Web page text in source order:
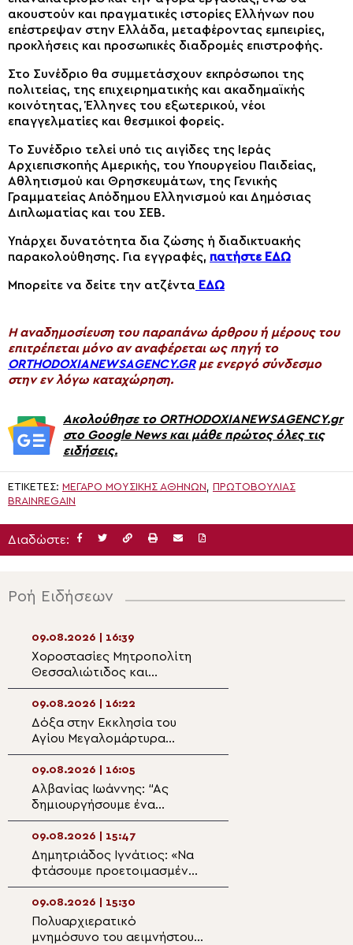
ακουστούν και πραγματικές ιστορίες Ελλήνων που
επέστρεψαν στην Ελλάδα, μεταφέροντας εμπειρίες,
προκλήσεις και προσωπικές διαδρομές επιστροφής.
Στο Συνέδριο θα συμμετάσχουν εκπρόσωποι της
πολιτείας, της επιχειρηματικής και ακαδημαϊκής
κοινότητας, Έλληνες του εξωτερικού, νέοι
επαγγελματίες και θεσμικοί φορείς.
Το Συνέδριο τελεί υπό τις αιγίδες της Ιεράς
Αρχιεπισκοπής Αμερικής, του Υπουργείου Παιδείας,
Αθλητισμού και Θρησκευμάτων, της Γενικής
Γραμματείας Απόδημου Ελληνισμού και Δημόσιας
Διπλωματίας και του ΣΕΒ.
Υπάρχει δυνατότητα δια ζώσης ή διαδικτυακής
παρακολούθησης. Για εγγραφές, πατήστε ΕΔΩ
Μπορείτε να δείτε την ατζέντα ΕΔΩ
H αναδημοσίευση του παραπάνω άρθρου ή μέρους του
επιτρέπεται μόνο αν αναφέρεται ως πηγή το
ORTHODOXIANEWSAGENCY.GRμε ενεργό σύνδεσμο
στην εν λόγω καταχώρηση.
Ακολούθησε το ORTHODOXIANEWSAGENCY.gr
στο Google News και μάθε πρώτος όλες τις
ειδήσεις.
ΕΤΙΚΈΤΕΣ: ΜΈΓΑΡΟ ΜΟΥΣΙΚΉΣ ΑΘΗΝΏΝ, ΠΡΩΤΟΒΟΥΛΊΑΣ
BRAINREGAIN
Διαδώστε:
Ροή Ειδήσεων
09.08.2026 | 16:39
Χοροστασίες Μητροπολίτη
Θεσσαλιώτιδος και
Φαναριοφερσάλων
09.08.2026 | 16:22
Δόξα στην Εκκλησία του
Αγίου Μεγαλομάρτυρα
Παντελεήμονα στο Μίριεβο
09.08.2026 | 16:05
Αλβανίας Ιωάννης: “Ας
δημιουργήσουμε ένα
πνευματικό περιβάλλον στην
οικογένεια για να μην
μολυνθούν τα παιδιά μας”
09.08.2026 | 15:47
Δημητριάδος Ιγνάτιος: «Να
φτάσουμε προετοιμασμένοι
στο Πάσχα του καλοκαιριού»
09.08.2026 | 15:30
Πολυαρχιερατικό
μνημόσυνο του αειμνήστου